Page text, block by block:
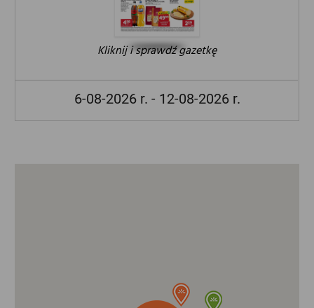
Kliknij i sprawdź gazetkę
6-08-2026 r. - 12-08-2026 r.